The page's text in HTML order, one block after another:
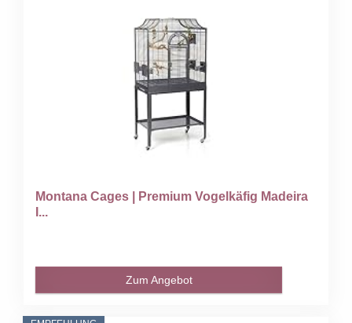
Montana Cages | Premium Vogelkäfig Madeira
I...
Zum Angebot